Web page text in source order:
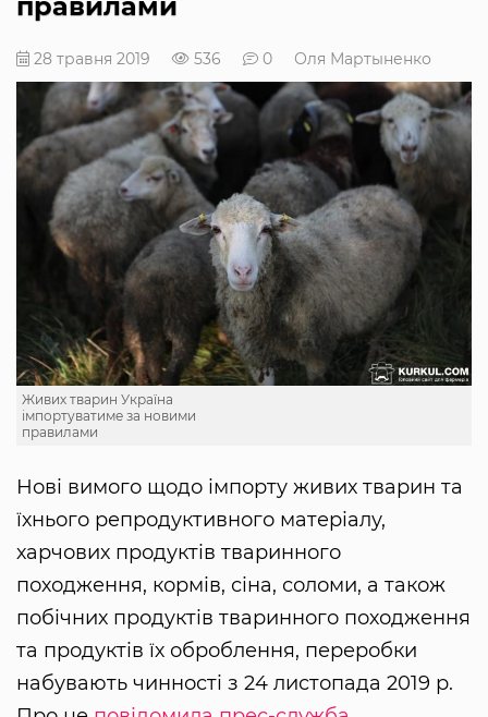
правилами
28 травня 2019 536 0 Оля Мартыненко
Живих тварин Україна
імпортуватиме за новими
правилами
Нові вимого щодо імпорту живих тварин та
їхнього репродуктивного матеріалу,
харчових продуктів тваринного
походження, кормів, сіна, соломи, а також
побічних продуктів тваринного походження
та продуктів їх оброблення, переробки
набувають чинності з 24 листопада 2019 р.